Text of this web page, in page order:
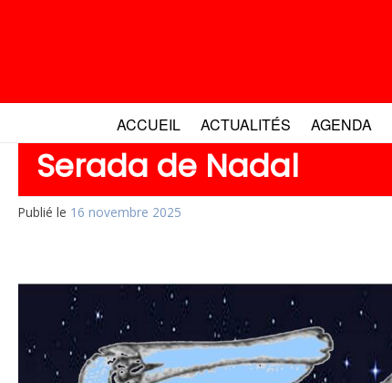
ACCUEIL ACTUALITÉS AGENDA
Serada de Nadal
Publié le 16 novembre 2025